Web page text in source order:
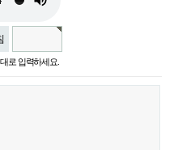
로 입력하세요.